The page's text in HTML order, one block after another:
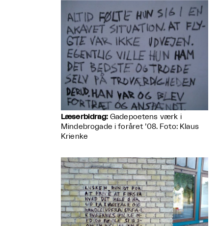
Læserbidrag:Gadepoetens værk i
Mindebrogade i foråret ’08. Foto: Klaus
Krienke